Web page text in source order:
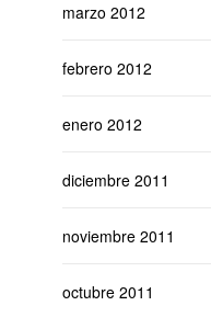
marzo 2012
febrero 2012
enero 2012
diciembre 2011
noviembre 2011
octubre 2011